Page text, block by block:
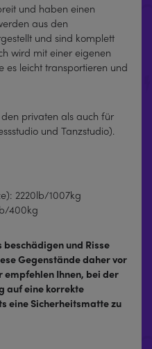
und haben einen
aus den
und sind komplett
wird mit einer eigenen
es leicht transportieren und
privaten als auch für
und Tanzstudio).
2220lb/1007kg
400kg
beschädigen und Risse
Gegenstände daher vor
empfehlen Ihnen, bei der
auf eine korrekte
eine Sicherheitsmatte zu